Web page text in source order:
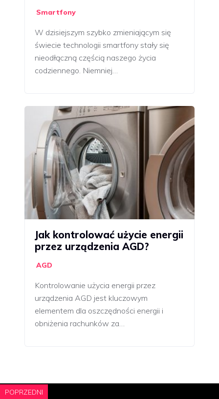
Smartfony
W dzisiejszym szybko zmieniającym się
świecie technologii smartfony stały się
nieodłączną częścią naszego życia
codziennego. Niemniej…
Jak kontrolować użycie energii
przez urządzenia AGD?
AGD
Kontrolowanie użycia energii przez
urządzenia AGD jest kluczowym
elementem dla oszczędności energii i
obniżenia rachunków za…
POPRZEDNI